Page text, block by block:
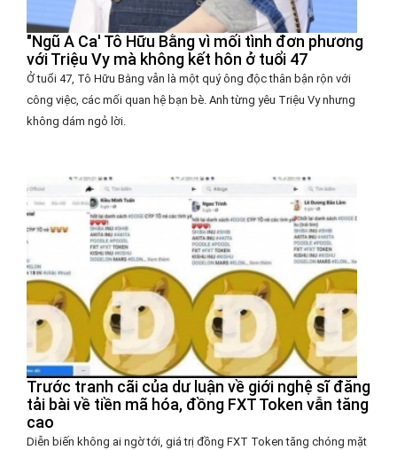
"Ngũ A Ca' Tô Hữu Bằng vì mối tình đơn phương
với Triệu Vy mà không kết hôn ở tuổi 47
Ở tuổi 47, Tô Hữu Bằng vẫn là một quý ông độc thân bận rộn với
công việc, các mối quan hệ bạn bè. Anh từng yêu Triệu Vy nhưng
không dám ngỏ lời.
Trước tranh cãi của dư luận về giới nghệ sĩ đăng
tải bài về tiền mã hóa, đồng FXT Token vẫn tăng
cao
Diễn biến không ai ngờ tới, giá trị đồng FXT Token tăng chóng mặt